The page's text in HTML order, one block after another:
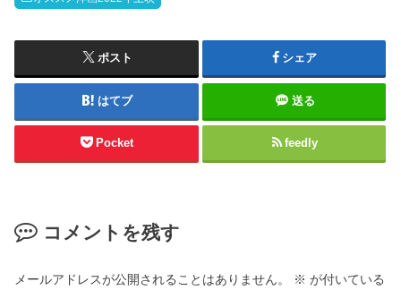
ポスト シェア
はてブ 送る
Pocket feedly
コメントを残す
メールアドレスが公開されることはありません。 ※ が付いている